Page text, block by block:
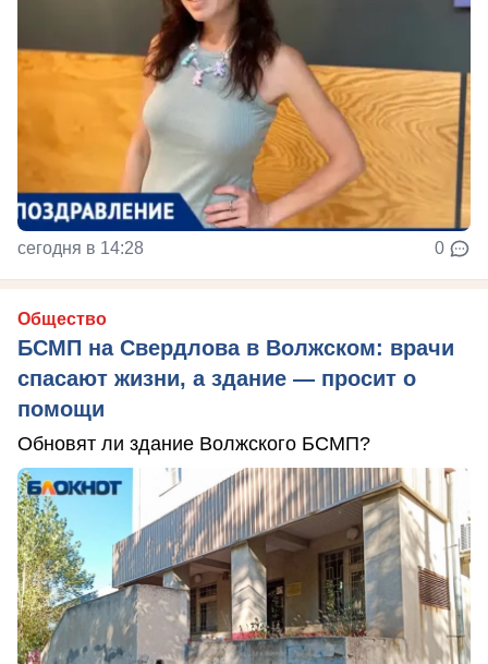
сегодня в 14:28 0
Общество
БСМП на Свердлова в Волжском: врачи
спасают жизни, а здание — просит о
помощи
Обновят ли здание Волжского БСМП?